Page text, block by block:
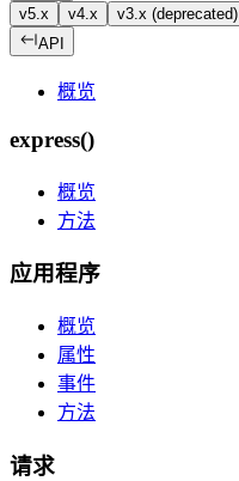
v5.x
v4.x
v3.x (deprecated)
API
概览
express()
概览
方法
应用程序
概览
属性
事件
方法
请求